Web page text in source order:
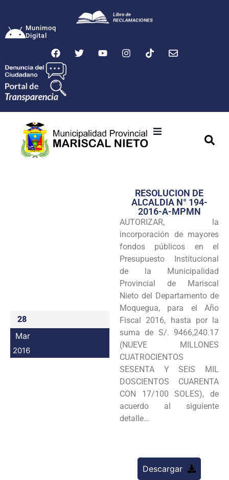
Munimoq
Digital
Transparencia
Seguridad
Programas
Intranet
28
Mar
2016
RESOLUCION DE
ALCALDIA N° 194-
2016-A-MPMN
AUTORIZAR, la
incorporación de mayores
fondos públicos en el
Presupuesto Institucional
de la Municipalidad
Provincial de Mariscal
Nieto del Departamento de
Moquegua, para el Año
Fiscal 2016, hasta por la
suma de S/. 9466,240.17
(NUEVE MILLONES
CUATROCIENTOS
SESENTA Y SEIS MIL
DOSCIENTOS CUARENTA
CON 17/100 SOLES), de
acuerdo al siguiente
detalle…
Descargar